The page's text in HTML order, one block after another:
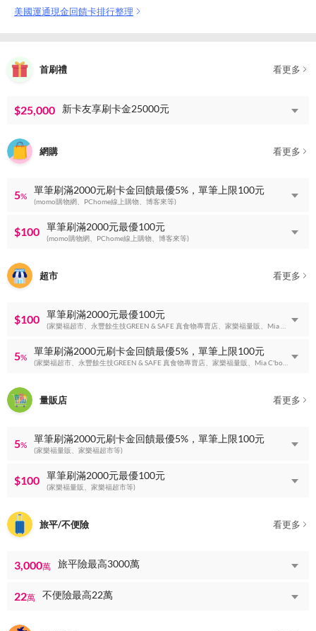
美國運通現金回饋卡排行整理
首刷禮 看更多
$25,000 新卡友享刷卡金25000元
網購 看更多
5%
單筆刷滿2000元刷卡金回饋最優5%，單筆上限100元
(momo購物網、PChome線上購物、博客來等)
$100 單筆刷滿2000元最優100元
(momo購物網、PChome線上購物、博客來等)
超市 看更多
$100 單筆刷滿2000元最優100元
5%
單筆刷滿2000元刷卡金回饋最優5%，單筆上限100元
量販店 看更多
5%
單筆刷滿2000元刷卡金回饋最優5%，單筆上限100元
(家樂福量販、家樂福超市等)
$100 單筆刷滿2000元最優100元
(家樂福量販、家樂福超市等)
旅平/不便險 看更多
3,000萬 旅平險最高3000萬
22萬 不便險最高22萬